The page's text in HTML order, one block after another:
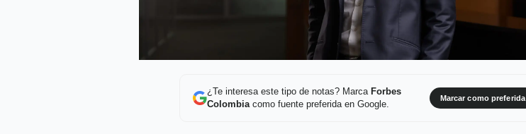
¿Te interesa este tipo de notas? Marca Forbes
Colombiacomo fuente preferida en Google.
Marcar como preferida